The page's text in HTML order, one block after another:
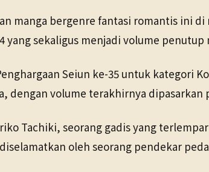
manga bergenre fantasi romantis ini di
sekaligus menjadi volume penutup
Seiun ke-35 untuk kategori
dengan volume terakhirnya dipasarkan
Tachiki, seorang gadis yang
oleh seorang pendekar